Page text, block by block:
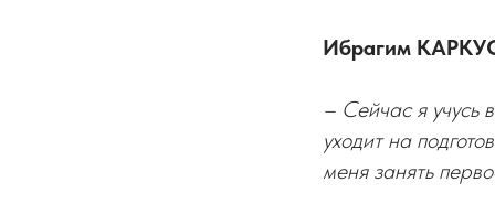
Ибрагим
– Сейчас я учусь
уходит на
меня занять